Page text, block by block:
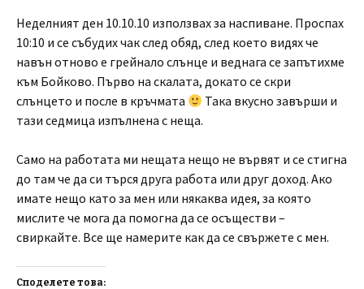
Неделният ден 10.10.10 използвах за наспиване. Проспах
10:10 и се събудих чак след обяд, след което видях че
навън отново е грейнало слънце и веднага се запътихме
към Бойково. Първо на скалата, докато се скри
слънцето и после в кръчмата
Така вкусно завърши и
тази седмица изпълнена с неща.
Само на работата ми нещата нещо не вървят и се стигна
до там че да си търся друга работа или друг доход. Ако
имате нещо като за мен или някаква идея, за която
мислите че мога да помогна да се осъществи –
свиркайте. Все ще намерите как да се свържете с мен.
Споделете това: